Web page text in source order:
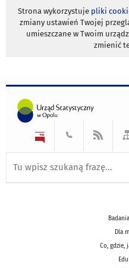
Strona wykorzystuje pliki
zmiany ustawień Twojej
umieszczane w Twoim
zmienić
Dla
Co, gdzie,